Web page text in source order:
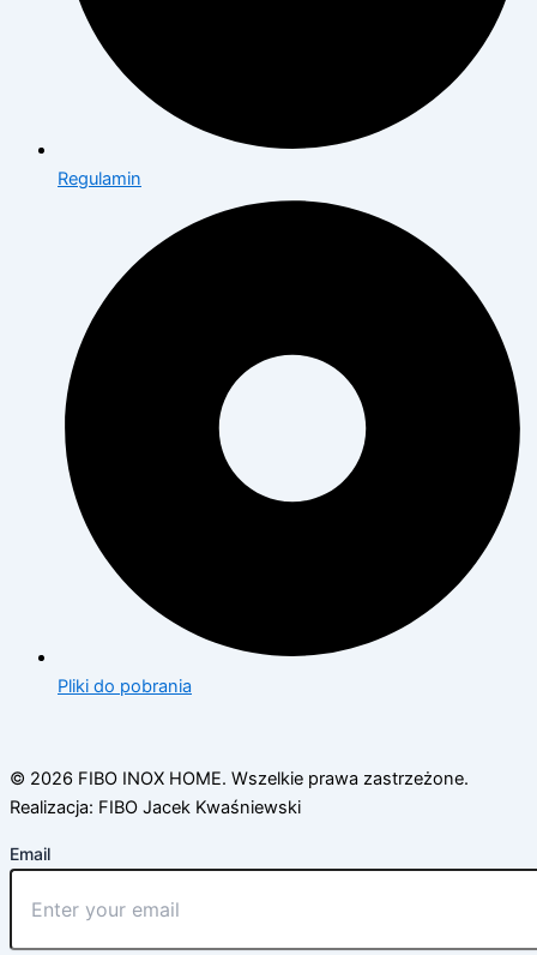
Regulamin
Pliki do pobrania
© 2026 FIBO INOX HOME. Wszelkie prawa zastrzeżone.
Realizacja: FIBO Jacek Kwaśniewski
Email